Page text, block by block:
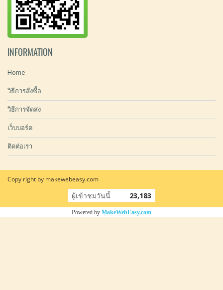
INFORMATION
Home
วิธีการสั่งซื้อ
วิธีการจัดส่ง
เว็บบอร์ด
ติดต่อเรา
Copy right by makewebeasy.com
ผู้เข้าชมวันนี้ 23,183
Powered by MakeWebEasy.com